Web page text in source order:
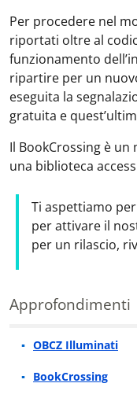
Per procedere nel
riportati oltre al
funzionamento
ripartire per un
eseguita la
gratuita e
Il BookCrossing è
una biblioteca
Ti aspettiamo
per attivare il
per un rilascio,
Approfondimenti
OBCZ Illuminati
BookCrossing